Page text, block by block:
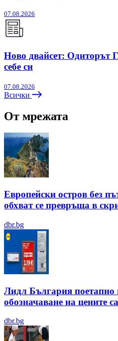
07.08.2026
Ново двайсет: Одиторът
себе си
07.08.2026
Всички
От мрежата
Европейски остров без
обхват се превръща в
dbr.bg
Лидл България
обозначаване на цените
dbr.bg